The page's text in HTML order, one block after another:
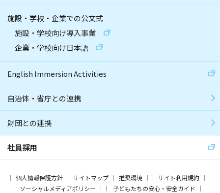
施設・学校・企業での公文式
施設・学校向け導入事業
企業・学校向け日本語
English Immersion Activities
自治体・省庁との連携
財団との連携
社員採用
個人情報保護方針 サイトマップ 推奨環境
サイト利用規約
ソーシャルメディアポリシー
子どもたちの安心・安全ガイド